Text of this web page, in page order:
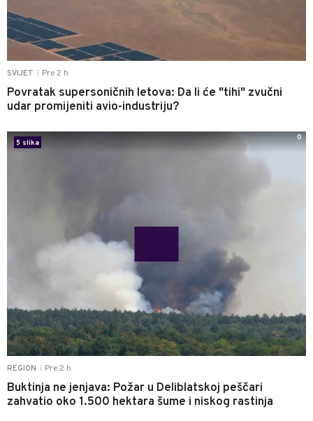
SVIJET Pre 2 h
Povratak supersoničnih letova: Da li će "tihi" zvučni
udar promijeniti avio-industriju?
REGION Pre 2 h
Buktinja ne jenjava: Požar u Deliblatskoj peščari
zahvatio oko 1.500 hektara šume i niskog rastinja
5 slika
0